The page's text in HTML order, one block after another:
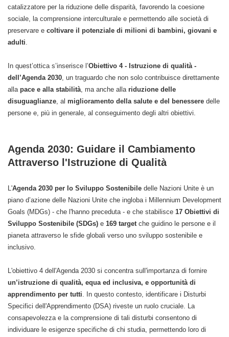
catalizzatore per la riduzione delle disparità, favorendo la coesione
sociale, la comprensione interculturale e permettendo alle società di
preservare e coltivare il potenziale di milioni di bambini, giovani e
adulti.
In quest’ottica s’inserisce l’Obiettivo 4 - Istruzione di qualità-
dell’Agenda 2030, un traguardo che non solo contribuisce direttamente
alla pace e alla stabilità, ma anche alla riduzione delle
disuguaglianze, al miglioramento della salute e del benessere delle
persone e, più in generale, al conseguimento degli altri obiettivi.
Agenda 2030: Guidare il Cambiamento
Attraverso l'Istruzione di Qualità
L'Agenda 2030 per lo Sviluppo Sostenibile delle Nazioni Unite è un
piano d’azione delle Nazioni Unite che ingloba i Millennium Development
Goals (MDGs) - che l'hanno preceduta - e che stabilisce 17 Obiettivi di
Sviluppo Sostenibile (SDGs) e 169 targetche guidino le persone e il
pianeta attraverso le sfide globali verso uno sviluppo sostenibile e
inclusivo.
L'obiettivo 4 dell'Agenda 2030 si concentra sull'importanza di fornire
un’istruzione di qualità, equa ed inclusiva, e opportunità di
apprendimento per tutti. In questo contesto, identificare i Disturbi
Specifici dell'Apprendimento (DSA) riveste un ruolo cruciale. La
consapevolezza e la comprensione di tali disturbi consentono di
individuare le esigenze specifiche di chi studia, permettendo loro di